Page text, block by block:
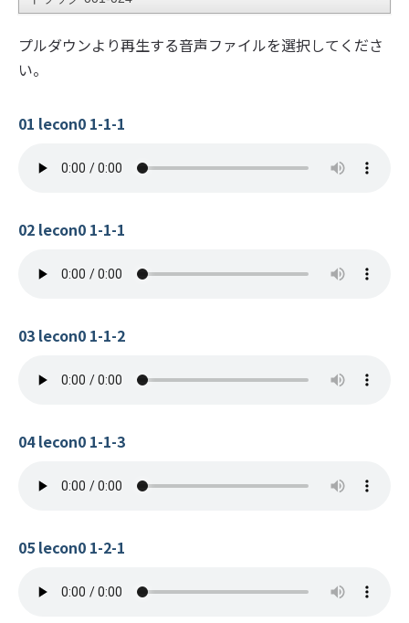
プルダウンより再生する音声ファイルを選択してくださ
い。
01 lecon0 1-1-1
02 lecon0 1-1-1
03 lecon0 1-1-2
04 lecon0 1-1-3
05 lecon0 1-2-1